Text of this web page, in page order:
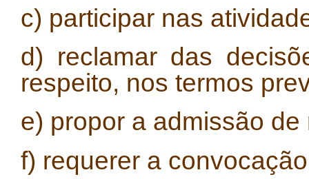
c) participar nas
d) reclamar das
respeito, nos termos
e) propor a admissão
f) requerer a